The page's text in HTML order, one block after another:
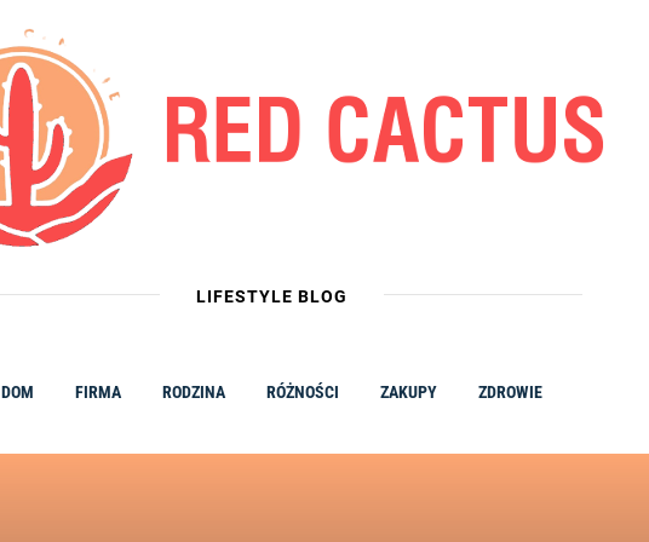
LIFESTYLE BLOG
DOM FIRMA RODZINA RÓŻNOŚCI ZAKUPY ZDROWIE